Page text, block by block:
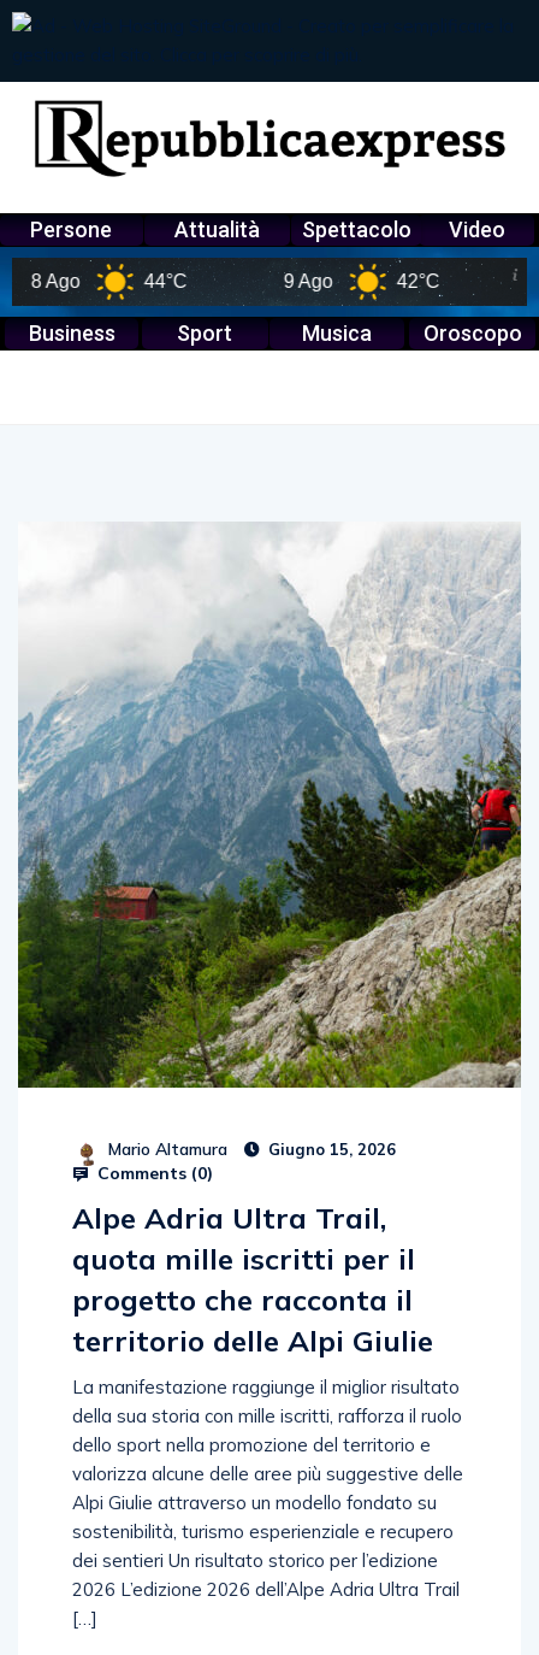
Persone Attualità Spettacolo Video
Ago 44°C 9 Ago 42°C 10
Business Sport Musica Oroscopo
Mario Altamura Giugno 15, 2026
Comments (0)
Alpe Adria Ultra Trail,
quota mille iscritti per il
progetto che racconta il
territorio delle Alpi Giulie
La manifestazione raggiunge il miglior risultato
della sua storia con mille iscritti, rafforza il ruolo
dello sport nella promozione del territorio e
valorizza alcune delle aree più suggestive delle
Alpi Giulie attraverso un modello fondato su
sostenibilità, turismo esperienziale e recupero
dei sentieri Un risultato storico per l’edizione
2026 L’edizione 2026 dell’Alpe Adria Ultra Trail
[…]